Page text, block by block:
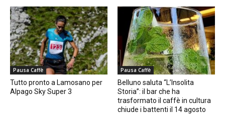
Pausa Caffè
Tutto pronto a Lamosano per
Alpago Sky Super 3
Pausa Caffè
Belluno saluta “L’Insolita
Storia”: il bar che ha
trasformato il caffè in cultura
chiude i battenti il 14 agosto